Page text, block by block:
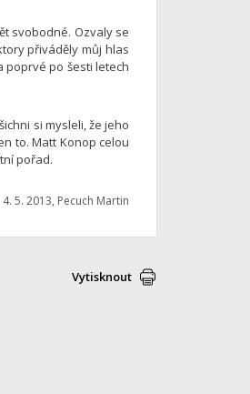
svobodné. Ozvaly se
přiváděly můj hlas
poprvé po šesti letech
si mysleli, že jeho
to. Matt Konop celou
pořad.
5. 2013, Pecuch Martin
Vytisknout